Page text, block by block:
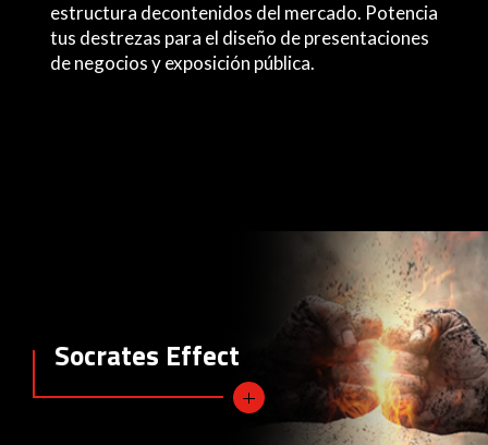
estructura decontenidos del mercado. Potencia
tus destrezas para el diseño de presentaciones
de negocios y exposición pública.
Socrates Effect